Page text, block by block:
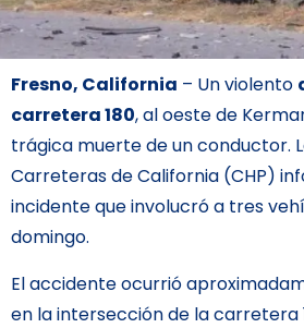
Fresno, California – Un violento
carretera 180, al oeste de
trágica muerte de un conductor.
Carreteras de California (CHP)
incidente que involucró a tres
domingo.
El accidente ocurrió
en la intersección de la carretera